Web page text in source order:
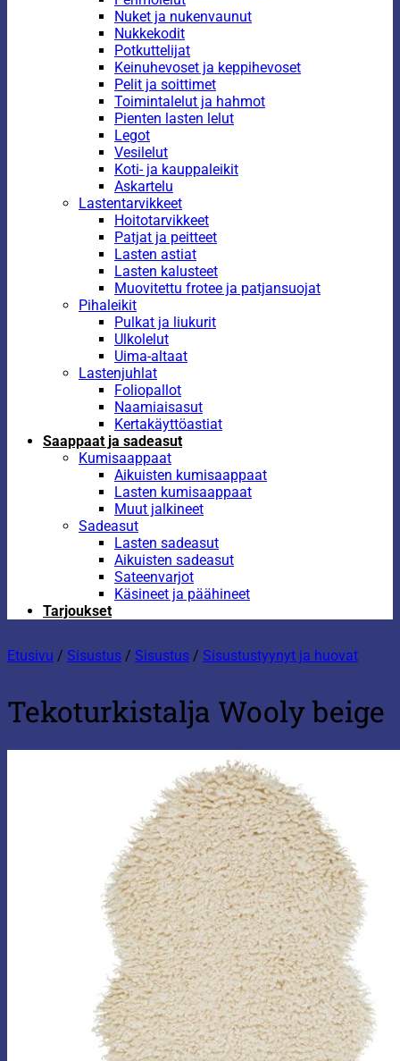
Nuket ja nukenvaunut
Nukkekodit
Potkuttelijat
Keinuhevoset ja keppihevoset
Pelit ja soittimet
Toimintalelut ja hahmot
Pienten lasten lelut
Legot
Vesilelut
Koti- ja kauppaleikit
Askartelu
Lastentarvikkeet
Hoitotarvikkeet
Patjat ja peitteet
Lasten astiat
Lasten kalusteet
Muovitettu frotee ja patjansuojat
Pihaleikit
Pulkat ja liukurit
Ulkolelut
Uima-altaat
Lastenjuhlat
Foliopallot
Naamiaisasut
Kertakäyttöastiat
Saappaat ja sadeasut
Kumisaappaat
Aikuisten kumisaappaat
Lasten kumisaappaat
Muut jalkineet
Sadeasut
Lasten sadeasut
Aikuisten sadeasut
Sateenvarjot
Käsineet ja päähineet
Tarjoukset
Etusivu / Sisustus / Sisustus / Sisustustyynyt ja huovat
Tekoturkistalja Wooly beige